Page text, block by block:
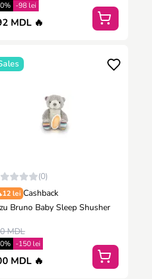
-98 lei
MDL 🔥
(0)
12 lei Cashback
Bruno Baby Sleep Shusher
MDL
-150 lei
MDL 🔥